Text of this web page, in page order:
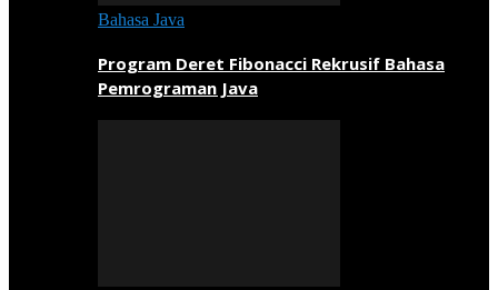
Bahasa Java
Program Deret Fibonacci Rekrusif Bahasa
Pemrograman Java